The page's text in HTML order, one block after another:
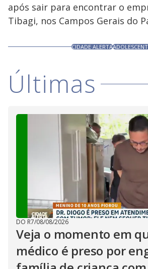
após sair para encontrar o
Tibagi, nos Campos Gerais do
CIDADE ALERTA
Últimas
DO R7/08/08/2026
Veja o momento em
médico é preso por